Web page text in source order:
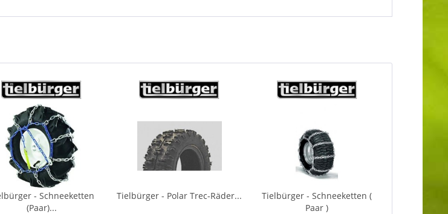
- Schneeketten
(Paar)...
Tielbürger - Polar Trec-Räder...
Tielbürger - Schneeketten (
Paar )